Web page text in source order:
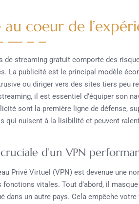
au coeur de
de streaming gratuit comporte des
La publicité est le principal modèle
ou diriger vers des sites tiers peu
il est essentiel d’équiper son
sont la première ligne de défense,
qui nuisent à la lisibilité et peuvent
d’un VPN
Privé Virtuel (VPN) est devenue une
vitales. Tout d’abord, il
dans un autre pays. Cela empêche